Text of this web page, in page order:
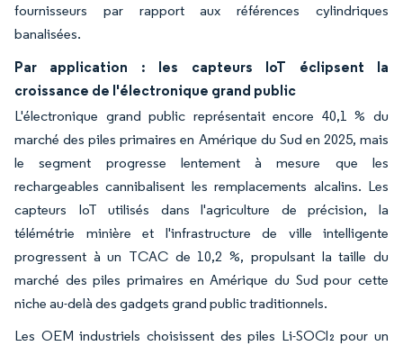
fournisseurs par rapport aux références cylindriques
banalisées.
Par application : les capteurs IoT éclipsent la
croissance de l'électronique grand public
L'électronique grand public représentait encore 40,1 % du
marché des piles primaires en Amérique du Sud en 2025, mais
le segment progresse lentement à mesure que les
rechargeables cannibalisent les remplacements alcalins. Les
capteurs IoT utilisés dans l'agriculture de précision, la
télémétrie minière et l'infrastructure de ville intelligente
progressent à un TCAC de 10,2 %, propulsant la taille du
marché des piles primaires en Amérique du Sud pour cette
niche au-delà des gadgets grand public traditionnels.
Les OEM industriels choisissent des piles Li-SOCl₂ pour un